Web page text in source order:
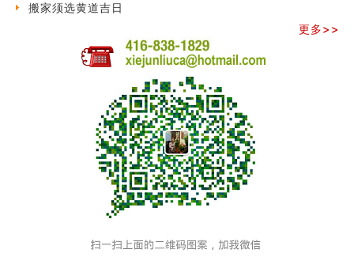
搬家须选黄道吉日
更多>>